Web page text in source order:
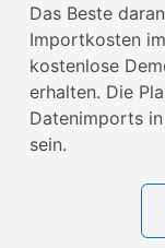
Das Beste
Importkosten
kostenlose
erhalten. Die
Datenimports
sein.